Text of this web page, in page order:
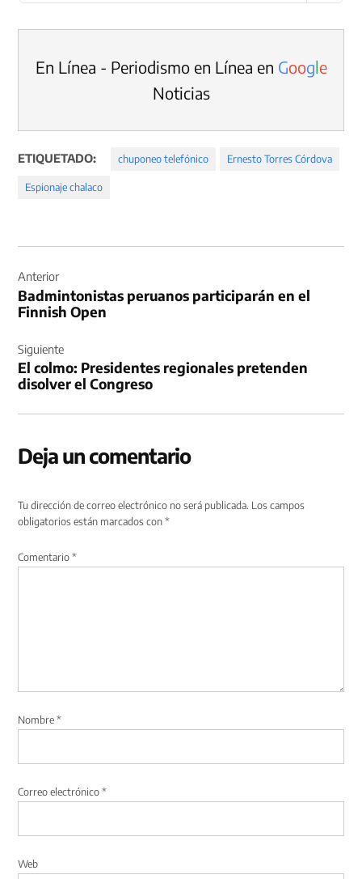
En Línea - Periodismo en Línea en Google
Noticias
ETIQUETADO: chuponeo telefónico Ernesto Torres Córdova
Espionaje chalaco
de
entradas
Anterior
Badmintonistas peruanos participarán en el
Finnish Open
Siguiente
El colmo: Presidentes regionales pretenden
disolver el Congreso
Deja un comentario
Tu dirección de correo electrónico no será publicada. Los campos
obligatorios están marcados con*
Comentario*
Nombre*
Correo electrónico*
Web